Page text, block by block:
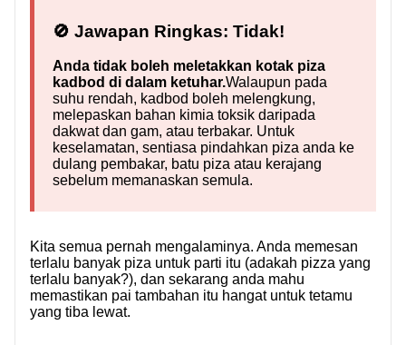
🚫 Jawapan Ringkas: Tidak!
Anda tidak boleh meletakkan kotak piza
kadbod di dalam ketuhar.Walaupun pada
suhu rendah, kadbod boleh melengkung,
melepaskan bahan kimia toksik daripada
dakwat dan gam, atau terbakar. Untuk
keselamatan, sentiasa pindahkan piza anda ke
dulang pembakar, batu piza atau kerajang
sebelum memanaskan semula.
Kita semua pernah mengalaminya. Anda memesan
terlalu banyak piza untuk parti itu (adakah pizza yang
terlalu banyak?), dan sekarang anda mahu
memastikan pai tambahan itu hangat untuk tetamu
yang tiba lewat.